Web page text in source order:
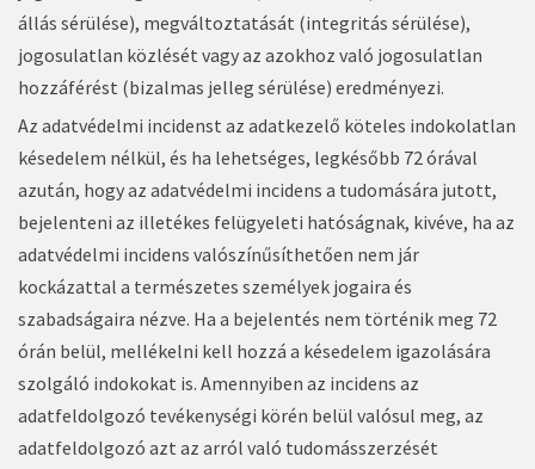
állás sérülése), megváltoztatását (integritás sérülése),
jogosulatlan közlését vagy az azokhoz való jogosulatlan
hozzáférést (bizalmas jelleg sérülése) eredményezi.
Az adatvédelmi incidenst az adatkezelő köteles indokolatlan
késedelem nélkül, és ha lehetséges, legkésőbb 72 órával
azután, hogy az adatvédelmi incidens a tudomására jutott,
bejelenteni az illetékes felügyeleti hatóságnak, kivéve, ha az
adatvédelmi incidens valószínűsíthetően nem jár
kockázattal a természetes személyek jogaira és
szabadságaira nézve. Ha a bejelentés nem történik meg 72
órán belül, mellékelni kell hozzá a késedelem igazolására
szolgáló indokokat is. Amennyiben az incidens az
adatfeldolgozó tevékenységi körén belül valósul meg, az
adatfeldolgozó azt az arról való tudomásszerzését